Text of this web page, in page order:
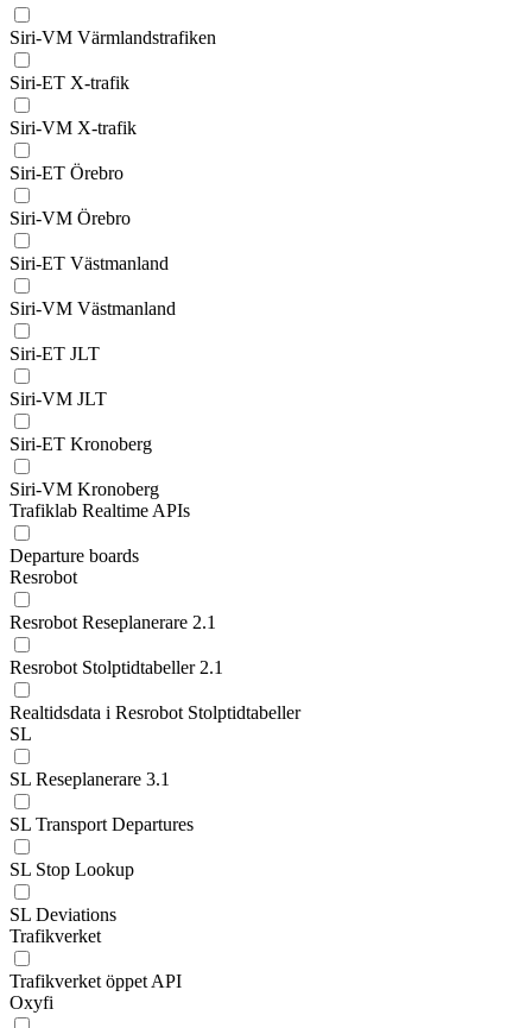
Siri-VM Värmlandstrafiken
Siri-ET X-trafik
Siri-VM X-trafik
Siri-ET Örebro
Siri-VM Örebro
Siri-ET Västmanland
Siri-VM Västmanland
Siri-ET JLT
Siri-VM JLT
Siri-ET Kronoberg
Siri-VM Kronoberg
Trafiklab Realtime APIs
Departure boards
Resrobot
Resrobot Reseplanerare 2.1
Resrobot Stolptidtabeller 2.1
Realtidsdata i Resrobot Stolptidtabeller
SL
SL Reseplanerare 3.1
SL Transport Departures
SL Stop Lookup
SL Deviations
Trafikverket
Trafikverket öppet API
Oxyfi